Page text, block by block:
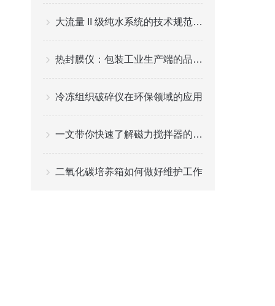
大流量 II 级纯水系统的技术规范要求
热封膜仪：包装工业生产端的品质“守门员”
冷冻组织破碎仪在环保领域的应用
一文带你快速了解磁力搅拌器的工作原理
二氧化碳培养箱如何做好维护工作